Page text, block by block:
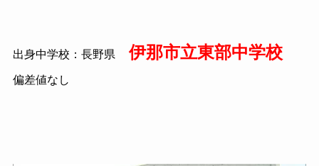
出身中学校：長野県 伊那市立東部中学校
偏差値なし